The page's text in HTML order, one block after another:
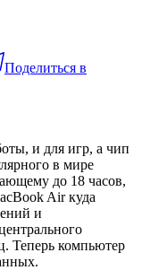
Поделиться в
и для игр, а чип
в мире
до 18 часов,
Air куда
и
Теперь компьютер